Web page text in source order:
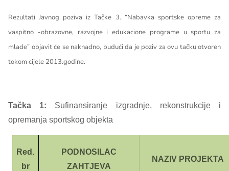
Rezultati Javnog poziva iz Tačke 3. “Nabavka sportske opreme za
vaspitno -obrazovne, razvojne i edukacione programe u sportu za
mlade” objavit će se naknadno, budući da je poziv za ovu tačku otvoren
tokom cijele 2013.godine.
Tačka 1: Sufinansiranje izgradnje, rekonstrukcije i
opremanja sportskog objekta
Red.
br
PODNOSILAC
ZAHTJEVA
NAZIV PROJEKTA